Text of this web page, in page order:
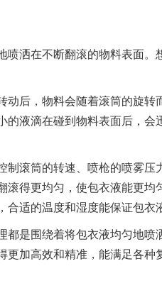
洒在不断翻滚的物料表面
后，物料会随着滚筒的旋转
液滴在碰到物料表面后，
滚筒的转速、喷枪的喷雾
得更均匀，使包衣液能更
适的温度和湿度能保证包衣
是围绕着将包衣液均匀地喷
加高效和精准，能满足各种